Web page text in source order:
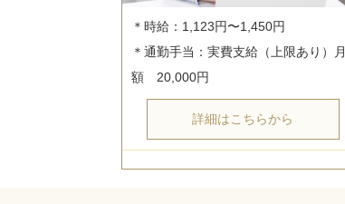
＊時給：1,123円〜1,450円
＊通勤手当：実費支給（上限あり）月
詳細はこちらから